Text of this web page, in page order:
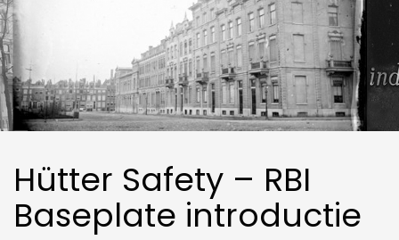
Hütter Safety – RBI
Baseplate introductie